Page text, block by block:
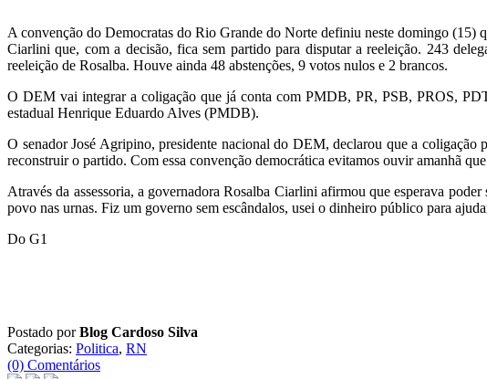
A convenção do Democratas do Rio Grande do Norte definiu neste domingo (15)
Ciarlini que, com a decisão, fica sem partido para disputar a reeleição. 243
reeleição de Rosalba. Houve ainda 48 abstenções, 9 votos nulos e 2 brancos.
O DEM vai integrar a coligação que já conta com PMDB, PR, PSB, PROS,
estadual Henrique Eduardo Alves (PMDB).
O senador José Agripino, presidente nacional do DEM, declarou que a
reconstruir o partido. Com essa convenção democrática evitamos ouvir amanhã
Através da assessoria, a governadora Rosalba Ciarlini afirmou que esperava
povo nas urnas. Fiz um governo sem escândalos, usei o dinheiro público para
Do G1
Postado porBlog Cardoso Silva
Categorias: Politica, RN
(0) Comentários